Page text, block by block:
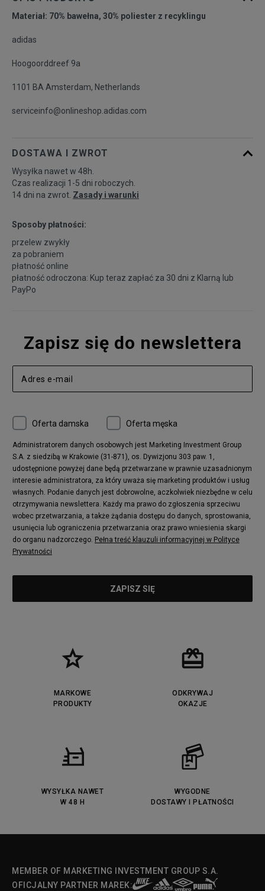
dostępności
Materiał: 70% bawełna, 30% poliester z recyklingu
adidas
Hoogoorddreef 9a
1101 BA Amsterdam, Netherlands
serviceinfo@onlineshop.adidas.com
DOSTAWA I ZWROT
Wysyłka nawet w 48h.
Czas realizacji 1-5 dni roboczych.
14 dni na zwrot. Zasady i warunki
Sposoby płatności:
przelew zwykły
za pobraniem
płatność online
płatność odroczona: Kup teraz zapłać za 30 dni z Klarną lub
PayPo
Zapisz się do newslettera
Oferta damska Oferta męska
Administratorem danych osobowych jest Marketing Investment Group
S.A. z siedzibą w Krakowie (31-871), os. Dywizjonu 303 paw. 1,
udostępnione powyżej dane będą przetwarzane w prawnie uzasadnionym
interesie administratora, za który uważa się marketing produktów i usług
własnych. Podanie danych jest dobrowolne, aczkolwiek niezbędne w celu
otrzymywania newslettera. Każdy ma prawo do zgłoszenia sprzeciwu
wobec przetwarzania, a także żądania dostępu do danych, sprostowania,
usunięcia lub ograniczenia przetwarzania oraz prawo wniesienia skargi
do organu nadzorczego. Pełna treść klauzuli informacyjnej w Polityce
Prywatności
MARKOWE
PRODUKTY
ODKRYWAJ
OKAZJE
WYSYŁKA NAWET
W 48 H
WYGODNE
DOSTAWY I PŁATNOŚCI
MEMBER OF MARKETING INVESTMENT GROUP S.A.
OFICJALNY PARTNER MAREK: